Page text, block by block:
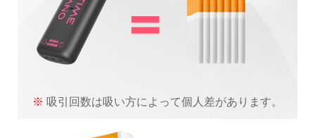
※ 吸引回数は吸い方によって個人差があります。